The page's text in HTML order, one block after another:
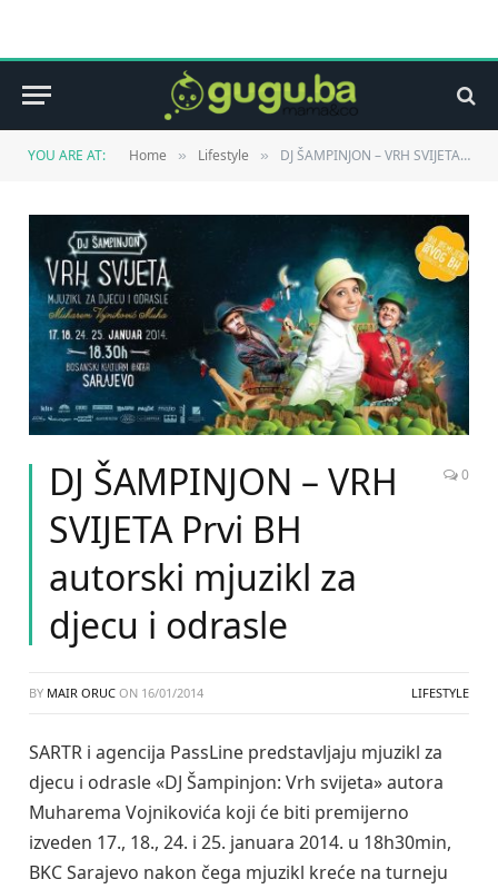
YOU ARE AT: Home » Lifestyle » DJ ŠAMPINJON – VRH SVIJETA Prvi BH autorski mjuzikl za djecu i odrasle
DJ ŠAMPINJON – VRH
SVIJETA Prvi BH
autorski mjuzikl za
djecu i odrasle
0
BY MAIR ORUC ON 16/01/2014 LIFESTYLE
SARTR i agencija PassLine predstavljaju mjuzikl za
djecu i odrasle «DJ Šampinjon: Vrh svijeta» autora
Muharema Vojnikovića koji će biti premijerno
izveden 17., 18., 24. i 25. januara 2014. u 18h30min,
BKC Sarajevo nakon čega mjuzikl kreće na turneju